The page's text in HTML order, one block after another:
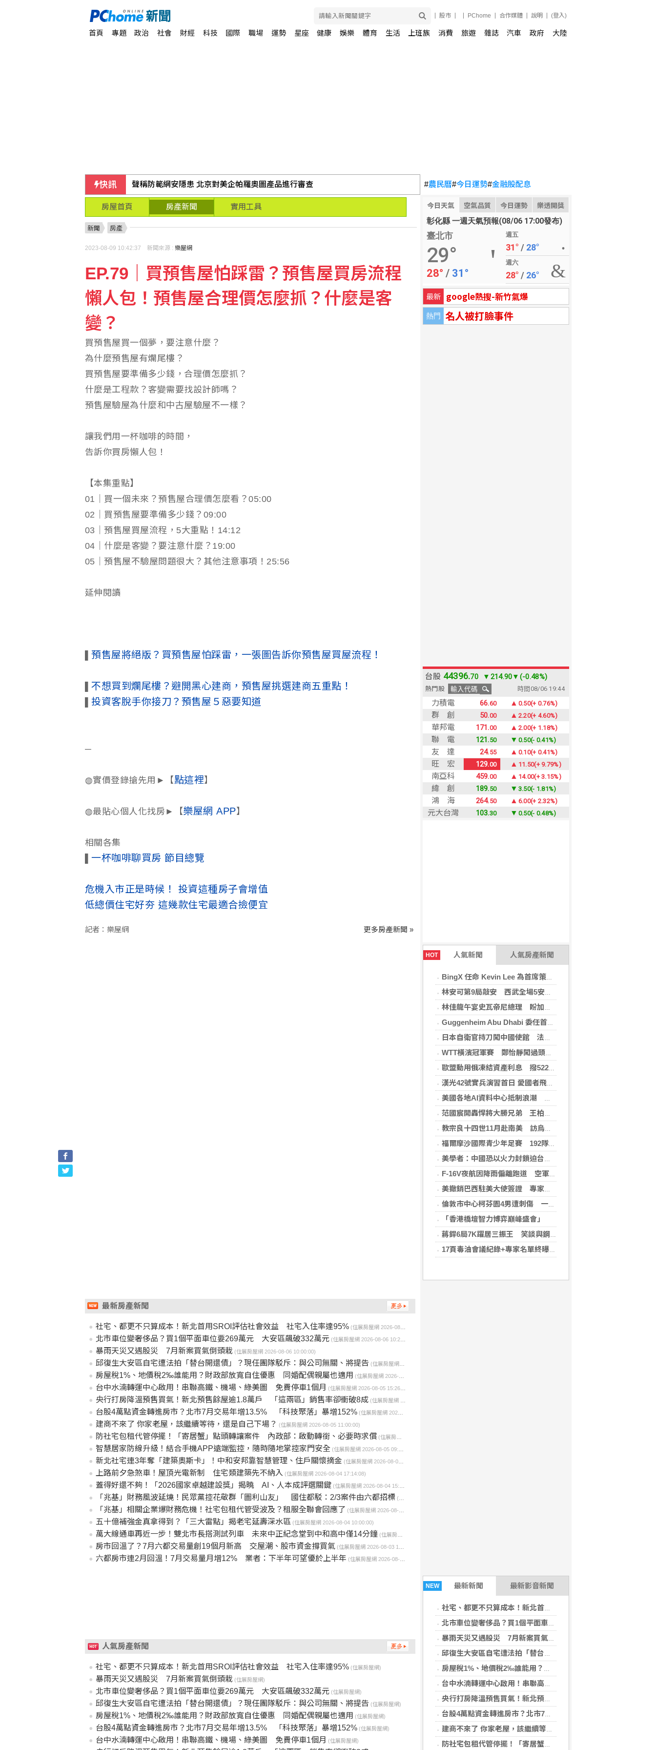
股市 PChome 合作媒體 說明 (登入)
首頁 專題 政治 社會 財經 科技 國際 職場 運勢 星座 健康 娛樂 體育 生活 上班族 消費 旅遊 雜誌 汽車 政府 大陸
快訊 聲稱防範網安隱患 北京對美企帕羅奧圖產品進行審查
勤誠上半年每股賺21.83元 通過設立越南子公司
家戶廚餘禁養豬及地方補助 電商廚餘機買氣成長
中磊前7月營收創同期新高 年增逾5成
#農民曆#今日運勢#金融股配息
今日天氣 空氣品質 今日運勢 樂透開獎
彰化縣 一週天氣預報(08/06 17:00發布)
臺北市
29°
28° / 31°
週五
31° / 28°
週六
28° / 26°
最新 google熱搜-新竹氣爆
熱門 名人被打臉事件
HOT 人氣新聞 人氣房產新聞
BingX 任命 Kevin Lee 為首席策略長，加速推進多資產、以用戶為核心的發展願景
林安可第9局敲安 西武全場5安遭羅德完封
林佳龍午宴史瓦帝尼總理 盼加強各領域雙邊合作
Guggenheim Abu Dhabi 委任首任館長
日本自衛官持刀闖中國使館 法庭上稱促中國改變外交
WTT橫濱冠軍賽 鄭怡靜闖過頭關晉女單16強
歐盟動用俄凍結資產利息 撥522億元援助烏克蘭
漢光42號實兵演習首日 愛國者飛彈車高雄罕見現蹤
美國各地AI資料中心抵制浪潮 川普指控北京煽動
范國宸開轟悍將大勝兄弟 王柏融再見安雄鷹擒猿
教宗良十四世11月赴南美 訪烏拉圭、阿根廷和秘魯
福爾摩沙國際青少年足賽 192隊參賽規模創新高
美學者：中國恐以火力封鎖迫台屈服 降低國際介入可能
F-16V夜航因降雨偏離跑道 空軍：人員安全飛機輕損
美撤銷巴西駐美大使簽證 專家警告加劇外交僵局
倫敦市中心柯芬園4男遭刺傷 一女涉持械攻擊被捕
「香港橋壇智力博弈巔峰盛會」
蔣銲6局7K躍居三振王 笑談與鋼龍良性競爭
17頁毒油會議紀錄+專家名單終曝光！ 食藥署「作業10小時」才PO網
NEW 最新新聞 最新影音新聞
社宅、都更不只算成本！新北首用SROI評估社會效益 社宅入住率達95%
北市車位變奢侈品？買1個平面車位要269萬元 大安區飆破332萬元
暴雨天災又遇股災 7月新案買氣倒頭栽
邱復生大安區自宅遭法拍「替台開還債」？現任團隊駁斥：與公司無關、將提告
房屋稅1%、地價稅2‰誰能用？財政部放寬自住優惠 同婚配偶親屬也適用
台中水湳轉運中心啟用！串聯高鐵、機場、綠美圖 免費停車1個月
央行打房降溫預售買氣！新北預售餘屋逾1.8萬戶 「這兩區」銷售率卻衝破8成
台股4萬點資金轉進房市？北市7月交易年增13.5% 「科技聚落」暴增152%
建商不來了 你家老屋，該繼續等待，還是自己下場？
防社宅包租代管停擺！「寄居蟹」點頭轉讓案件 內政部：啟動轉銜、必要時求償
房屋首頁 房產新聞 實用工具
新聞 房產
2023-08-09 10:42:37 新聞來源 : 樂屋網
EP.79｜買預售屋怕踩雷？預售屋買房流程
懶人包！預售屋合理價怎麼抓？什麼是客
變？
買預售屋買一個夢，要注意什麼？
為什麼預售屋有爛尾樓？
買預售屋要準備多少錢，合理價怎麼抓？
什麼是工程款？客變需要找設計師嗎？
預售屋驗屋為什麼和中古屋驗屋不一樣？
讓我們用一杯咖啡的時間，
告訴你買房懶人包！
【本集重點】
01｜買一個未來？預售屋合理價怎麼看？05:00
02｜買預售屋要準備多少錢？09:00
03｜預售屋買屋流程，5大重點！14:12
04｜什麼是客變？要注意什麼？19:00
05｜預售屋不驗屋問題很大？其他注意事項！25:56
延伸閱讀
預售屋將絕版？買預售屋怕踩雷，一張圖告訴你預售屋買屋流程！
不想買到爛尾樓？避開黑心建商，預售屋挑選建商五重點！
投資客脫手你接刀？預售屋５惡要知道
─
◍實價登錄搶先用►【點這裡】
◍最貼心個人化找房►【樂屋網 APP】
相關各集
一杯咖啡聊買房 節目總覽
危機入市正是時候！ 投資這種房子會增值
低總價住宅好夯 這幾款住宅最適合撿便宜
記者：樂屋網 更多房產新聞 »
最新房產新聞
社宅、都更不只算成本！新北首用SROI評估社會效益 社宅入住率達95% (住展房屋網 2026-08-06 13:54:15)
北市車位變奢侈品？買1個平面車位要269萬元 大安區飆破332萬元 (住展房屋網 2026-08-06 10:23:49)
暴雨天災又遇股災 7月新案買氣倒頭栽 (住展房屋網 2026-08-06 10:00:00)
邱復生大安區自宅遭法拍「替台開還債」？現任團隊駁斥：與公司無關、將提告 (住展房屋網 2026-08-05 18:11:12)
房屋稅1%、地價稅2‰誰能用？財政部放寬自住優惠 同婚配偶親屬也適用 (住展房屋網 2026-08-05 16:17:11)
台中水湳轉運中心啟用！串聯高鐵、機場、綠美圖 免費停車1個月 (住展房屋網 2026-08-05 15:26:44)
央行打房降溫預售買氣！新北預售餘屋逾1.8萬戶 「這兩區」銷售率卻衝破8成 (住展房屋網 2026-08-05 14:12:23)
台股4萬點資金轉進房市？北市7月交易年增13.5% 「科技聚落」暴增152% (住展房屋網 2026-08-05 11:39:01)
建商不來了 你家老屋，該繼續等待，還是自己下場？ (住展房屋網 2026-08-05 11:00:00)
防社宅包租代管停擺！「寄居蟹」點頭轉讓案件 內政部：啟動轉銜、必要時求償 (住展房屋網 2026-08-05 09:29:10)
智慧居家防線升級！結合手機APP遠端監控，隨時隨地掌控家門安全 (住展房屋網 2026-08-05 09:00:00)
新北社宅連3年奪「建築奧斯卡」！中和安邦靠智慧管理、住戶關懷摘金 (住展房屋網 2026-08-04 17:51:57)
上路前夕急煞車！屋頂光電新制 住宅類建築先不納入 (住展房屋網 2026-08-04 17:14:08)
蓋得好還不夠！「2026國家卓越建設獎」揭曉 AI、人本成評選關鍵 (住展房屋網 2026-08-04 15:30:50)
「兆基」財務風波延燒！民眾黨控花敬群「圖利山友」 國住都駁：2/3案件由六都招標 (住展房屋網 2026-08-04 11:15:40)
「兆基」相關企業爆財務危機！社宅包租代管受波及？租服全聯會回應了 (住展房屋網 2026-08-04 10:27:13)
五十億補強金真拿得到？「三大雷點」揭老宅延壽深水區 (住展房屋網 2026-08-04 10:00:00)
萬大線通車再近一步！雙北市長搭測試列車 未來中正紀念堂到中和高中僅14分鐘 (住展房屋網 2026-08-04 09:59:16)
房市回溫了？7月六都交易量創19個月新高 交屋潮、股市資金撐買氣 (住展房屋網 2026-08-03 18:01:59)
六都房市連2月回溫！7月交易量月增12% 業者：下半年可望優於上半年 (住展房屋網 2026-08-03 17:36:19)
人氣房產新聞
社宅、都更不只算成本！新北首用SROI評估社會效益 社宅入住率達95% (住展房屋網)
暴雨天災又遇股災 7月新案買氣倒頭栽 (住展房屋網)
北市車位變奢侈品？買1個平面車位要269萬元 大安區飆破332萬元 (住展房屋網)
邱復生大安區自宅遭法拍「替台開還債」？現任團隊駁斥：與公司無關、將提告 (住展房屋網)
房屋稅1%、地價稅2‰誰能用？財政部放寬自住優惠 同婚配偶親屬也適用 (住展房屋網)
台股4萬點資金轉進房市？北市7月交易年增13.5% 「科技聚落」暴增152% (住展房屋網)
台中水湳轉運中心啟用！串聯高鐵、機場、綠美圖 免費停車1個月 (住展房屋網)